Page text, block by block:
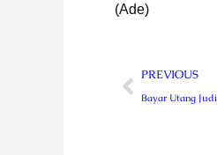
(Ade)
Prev
PREVIOUS